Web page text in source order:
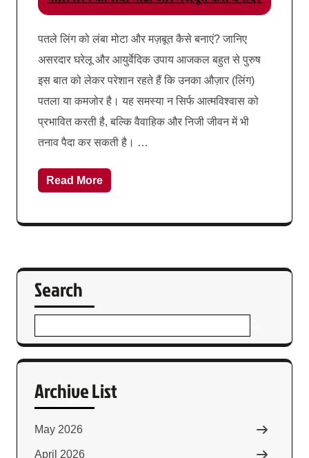
पतले लिंग को लंबा मोटा और मज़बूत कैसे बनाएं? जानिए
असरदार घरेलू और आयुर्वेदिक उपाय आजकल बहुत से पुरुष
इस बात को लेकर परेशान रहते हैं कि उनका औज़ार (लिंग)
पतला या कमजोर है। यह समस्या न सिर्फ आत्मविश्वास को
प्रभावित करती है, बल्कि वैवाहिक और निजी जीवन में भी
तनाव पैदा कर सकती है। …
Read More
Search
Archive List
May 2026
April 2026